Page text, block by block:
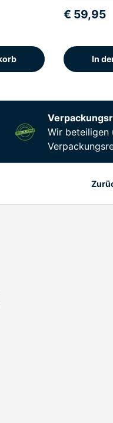
€ 59,95
In
Wir beteiligen